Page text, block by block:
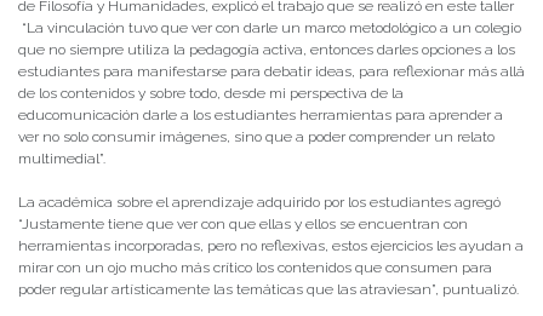
de Filosofía y Humanidades, explicó el trabajo que se realizó en este taller
“La vinculación tuvo que ver con darle un marco metodológico a un colegio
que no siempre utiliza la pedagogía activa, entonces darles opciones a los
estudiantes para manifestarse para debatir ideas, para reflexionar más allá
de los contenidos y sobre todo, desde mi perspectiva de la
educomunicación darle a los estudiantes herramientas para aprender a
ver no solo consumir imágenes, sino que a poder comprender un relato
multimedial”.
La académica sobre el aprendizaje adquirido por los estudiantes agregó
“Justamente tiene que ver con que ellas y ellos se encuentran con
herramientas incorporadas, pero no reflexivas, estos ejercicios les ayudan a
mirar con un ojo mucho más crítico los contenidos que consumen para
poder regular artísticamente las temáticas que las atraviesan”, puntualizó.